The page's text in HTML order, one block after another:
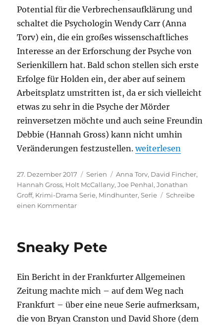
Potential für die Verbrechensaufklärung und
schaltet die Psychologin Wendy Carr (Anna
Torv) ein, die ein großes wissenschaftliches
Interesse an der Erforschung der Psyche von
Serienkillern hat. Bald schon stellen sich erste
Erfolge für Holden ein, der aber auf seinem
Arbeitsplatz umstritten ist, da er sich vielleicht
etwas zu sehr in die Psyche der Mörder
reinversetzen möchte und auch seine Freundin
Debbie (Hannah Gross) kann nicht umhin
Veränderungen festzustellen.„Mindhunter“
weiterlesen
Veröffentlicht
am
27. Dezember 2017 Kategorien
Serien Schlagwörter
Anna Torv, David Fincher,
Hannah Gross, Holt McCallany,Joe Penhal,Jonathan
Groff, Krimi-Drama Serie, Mindhunter,Serie
Schreibe
einen Kommentarzu
Sneaky Pete
Ein Bericht in der Frankfurter Allgemeinen
Zeitung machte mich – auf dem Weg nach
Frankfurt – über eine neue Serie aufmerksam,
die von Bryan Cranston und David Shore (dem